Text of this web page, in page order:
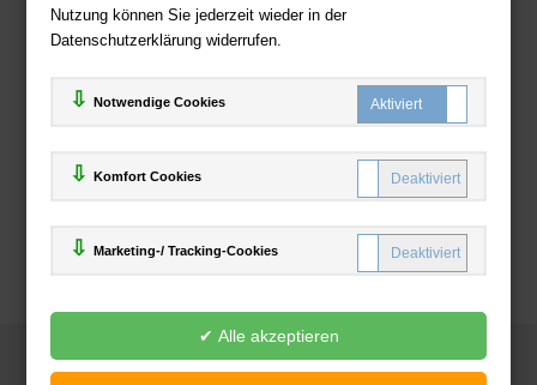
Nutzung können Sie jederzeit wieder in der
Datenschutzerklärung widerrufen.
Notwendige Cookies
Komfort Cookies
Marketing-/ Tracking-Cookies
Deutsche-Buchhandlung.de
www.deutsche-buchhandlung.de ist ein Angebot der